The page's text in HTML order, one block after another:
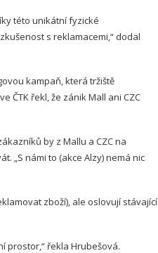
této unikátní fyzické
s reklamacemi,“ dodal
kampaň, která tržiště
ČTK řekl, že zánik Mall ani CZC
by z Mallu a CZC na
„S námi to (akce Alzy) nemá nic
zboží), ale oslovují stávající
prostor,“ řekla Hrubešová.